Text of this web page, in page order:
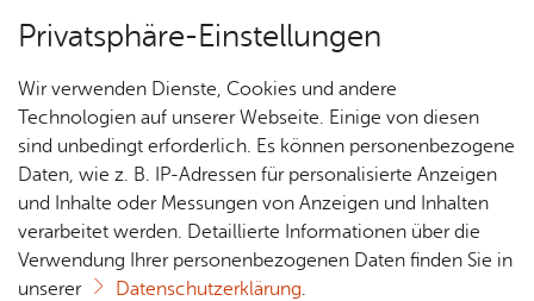
Über­sicht Bür­ger & Stadt
Essen & Trin­ken
Fynn & Henry´s im Bahn­hof
Fisch­bach
Privatsphäre-Einstellungen
Wir verwenden Dienste, Cookies und andere
Technologien auf unserer Webseite. Einige von diesen
sind unbedingt erforderlich. Es können personenbezogene
Daten, wie z. B. IP-Adressen für personalisierte Anzeigen
und Inhalte oder Messungen von Anzeigen und Inhalten
verarbeitet werden. Detaillierte Informationen über die
Verwendung Ihrer personenbezogenen Daten finden Sie in
unserer
Datenschutzerklärung.